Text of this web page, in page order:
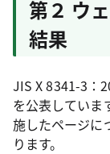
第２ ウ
結果
JIS X 8341-3：
を公表していま
施したページに
ります。